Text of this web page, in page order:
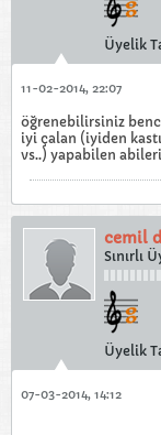
Üyelik
11-02-2014, 22:07
öğrenebilirsiniz
iyi çalan (iyiden
vs..) yapabilen
cemil
Sınırlı
Üyelik
07-03-2014, 14:12